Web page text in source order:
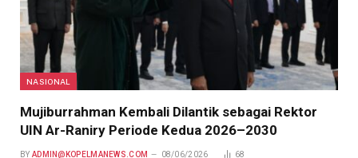
NASIONAL
Mujiburrahman Kembali Dilantik sebagai Rektor
UIN Ar-Raniry Periode Kedua 2026–2030
BY ADMIN@KOPELMANEWS.COM 08/06/2026 68